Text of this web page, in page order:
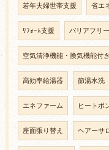
若年夫婦世帯支援 省エ
ﾘﾌｫｰﾑ支援 バリアフリー
空気清浄機能・換気機能付
高効率給湯器 節湯水洗
エネファーム ヒートポ
座面張り替え ヘアーサ